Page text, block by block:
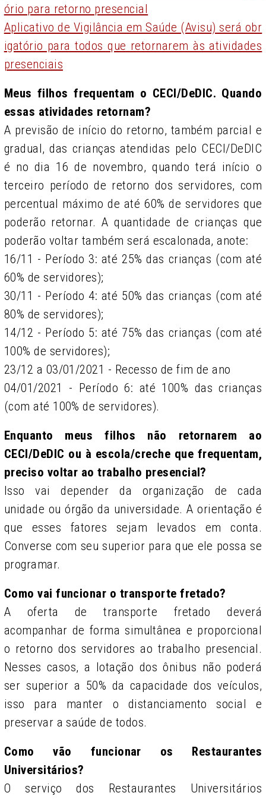
ório para retorno presencial
Aplicativo de Vigilância em Saúde (Avisu) será obr
igatório para todos que retornarem às atividades
presenciais
Meus filhos frequentam o CECI/DeDIC. Quando
essas atividades retornam?
A previsão de início do retorno, também parcial e
gradual, das crianças atendidas pelo CECI/DeDIC
é no dia 16 de novembro, quando terá início o
terceiro período de retorno dos servidores, com
percentual máximo de até 60% de servidores que
poderão retornar. A quantidade de crianças que
poderão voltar também será escalonada, anote:
16/11 - Período 3: até 25% das crianças (com até
60% de servidores);
30/11 - Período 4: até 50% das crianças (com até
80% de servidores);
14/12 - Período 5: até 75% das crianças (com até
100% de servidores);
23/12 a 03/01/2021 - Recesso de fim de ano
04/01/2021 - Período 6: até 100% das crianças
(com até 100% de servidores).
Enquanto meus filhos não retornarem ao
CECI/DeDIC ou à escola/creche que frequentam,
preciso voltar ao trabalho presencial?
Isso vai depender da organização de cada
unidade ou órgão da universidade. A orientação é
que esses fatores sejam levados em conta.
Converse com seu superior para que ele possa se
programar.
Como vai funcionar o transporte fretado?
A oferta de transporte fretado deverá
acompanhar de forma simultânea e proporcional
o retorno dos servidores ao trabalho presencial.
Nesses casos, a lotação dos ônibus não poderá
ser superior a 50% da capacidade dos veículos,
isso para manter o distanciamento social e
preservar a saúde de todos.
Como vão funcionar os Restaurantes
Universitários?
O serviço dos Restaurantes Universitários